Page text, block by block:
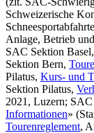
Schweizerische
Anlage, Betrieb
SAC Sektion Basel,
Sektion Bern,
Pilatus, Kurs- und
Sektion Pilatus,
2021, Luzern;
Informationen»
Tourenreglement,